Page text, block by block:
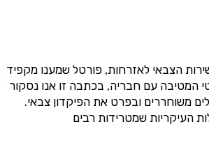
הצבאי לאזרחות, פורטל שמענו מקפיד
המטיבה עם חבריה, בכתבה זו אנו נסקור
משוחררים ובפרט את הפיקדון צבאי.
העיקריות שמטרידות רבים